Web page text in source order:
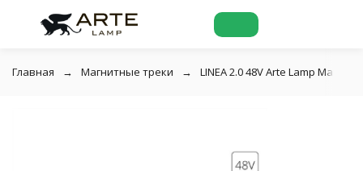
Главная Магнитные треки LINEA 2.0 48V Arte Lamp